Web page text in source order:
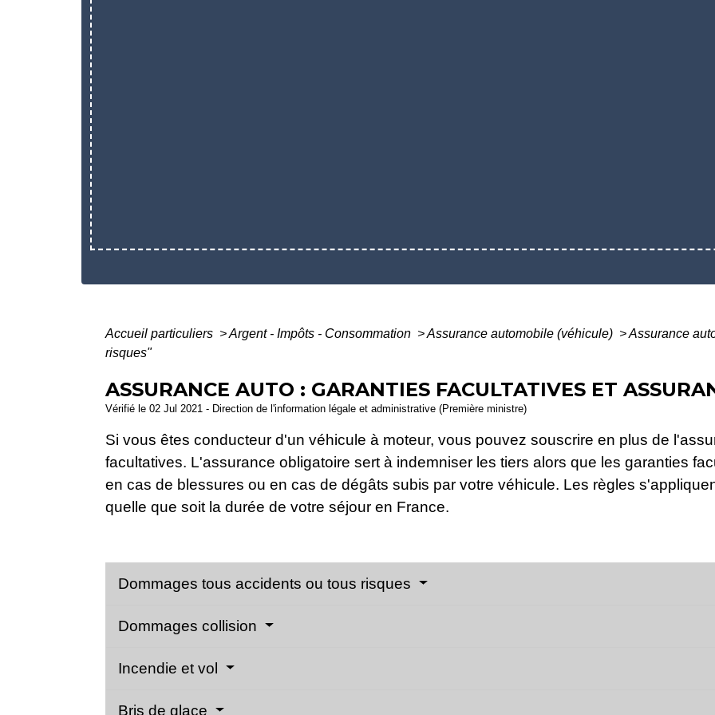
Accueil particuliers >Argent - Impôts - Consommation >Assurance automobile (véhicule) >Assurance
risques"
ASSURANCE AUTO : GARANTIES FACULTATIVES ET
Vérifié le 02 Jul 2021 - Direction de l'information légale et administrative (Première ministre)
Si vous êtes conducteur d'un véhicule à moteur, vous pouvez souscrire en plus de
facultatives. L'assurance obligatoire sert à indemniser les tiers alors que les garanties
en cas de blessures ou en cas de dégâts subis par votre véhicule. Les règles
quelle que soit la durée de votre séjour en France.
Dommages tous accidents ou tous risques
Dommages collision
Incendie et vol
Bris de glace